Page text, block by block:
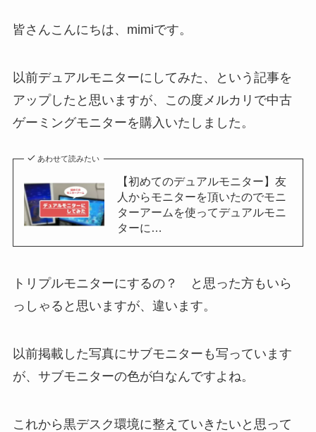
皆さんこんにちは、mimiです。
以前デュアルモニターにしてみた、という記事を
アップしたと思いますが、この度メルカリで中古
ゲーミングモニターを購入いたしました。
あわせて読みたい
【初めてのデュアルモニター】友
人からモニターを頂いたのでモニ
ターアームを使ってデュアルモニ
ターに…
トリプルモニターにするの？ と思った方もいら
っしゃると思いますが、違います。
以前掲載した写真にサブモニターも写っています
が、サブモニターの色が白なんですよね。
これから黒デスク環境に整えていきたいと思って